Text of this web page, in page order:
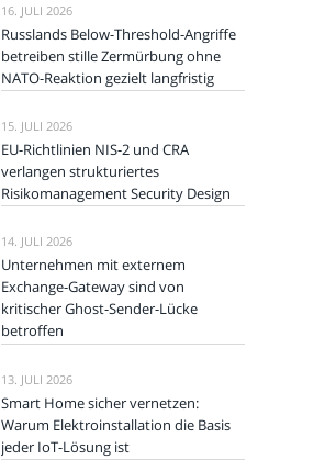
16. JULI 2026
Russlands Below-Threshold-Angriffe
betreiben stille Zermürbung ohne
NATO-Reaktion gezielt langfristig
15. JULI 2026
EU-Richtlinien NIS-2 und CRA
verlangen strukturiertes
Risikomanagement Security Design
14. JULI 2026
Unternehmen mit externem
Exchange-Gateway sind von
kritischer Ghost-Sender-Lücke
betroffen
13. JULI 2026
Smart Home sicher vernetzen:
Warum Elektroinstallation die Basis
jeder IoT-Lösung ist